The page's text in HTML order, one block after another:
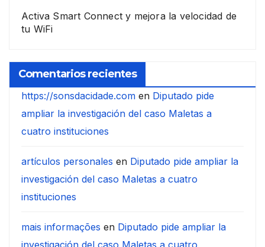
Activa Smart Connect y mejora la velocidad de
tu WiFi
Comentarios recientes
https://sonsdacidade.com en Diputado pide
ampliar la investigación del caso Maletas a
cuatro instituciones
artículos personales en Diputado pide ampliar la
investigación del caso Maletas a cuatro
instituciones
mais informações en Diputado pide ampliar la